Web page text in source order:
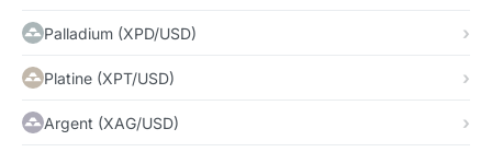
Palladium (XPD/USD)
Platine (XPT/USD)
Argent (XAG/USD)